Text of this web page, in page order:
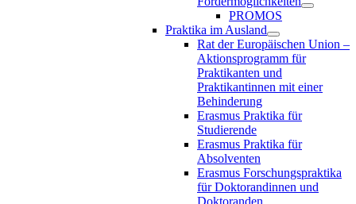
PROMOS
Praktika im Ausland
Rat der Europäischen Union –
Aktionsprogramm für
Praktikanten und
Praktikantinnen mit einer
Behinderung
Erasmus Praktika für
Studierende
Erasmus Praktika für
Absolventen
Erasmus Forschungspraktika
für Doktorandinnen und
Doktoranden